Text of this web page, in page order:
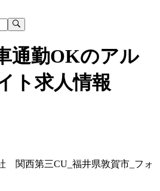
通勤OKのアル
ト求人情報
関西第三CU_福井県敦賀市_フォ